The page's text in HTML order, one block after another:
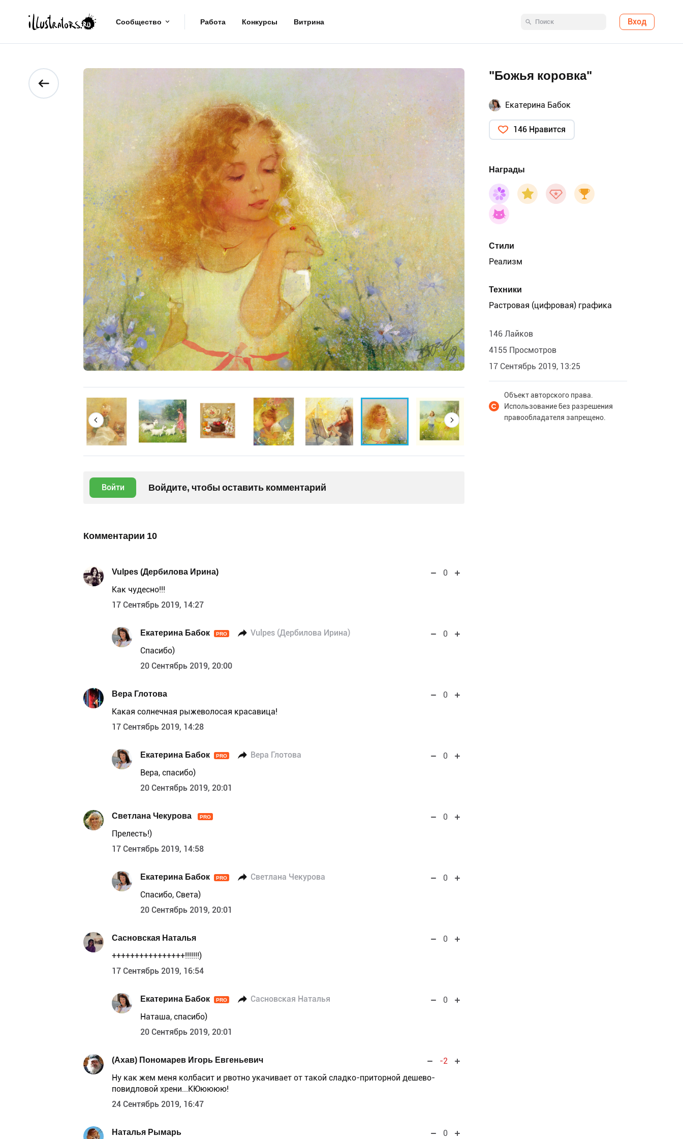
Сообщество Работа Конкурсы Витрина Вход
Войти Войдите, чтобы оставить комментарий
Комментарии 10
Vulpes (Дербилова Ирина)
0
Как чудесно!!!
17 Сентябрь 2019, 14:27
Екатерина Бабок PRO Vulpes (Дербилова Ирина)
0
Спасибо)
20 Сентябрь 2019, 20:00
Вера Глотова
0
Какая солнечная рыжеволосая красавица!
17 Сентябрь 2019, 14:28
Екатерина Бабок PRO Вера Глотова
0
Вера, спасибо)
20 Сентябрь 2019, 20:01
Светлана Чекурова PRO
0
Прелесть!)
17 Сентябрь 2019, 14:58
Екатерина Бабок PRO Светлана Чекурова
0
Спасибо, Света)
20 Сентябрь 2019, 20:01
Сасновская Наталья
0
++++++++++++++++!!!!!!!)
17 Сентябрь 2019, 16:54
Екатерина Бабок PRO Сасновская Наталья
0
Наташа, спасибо)
20 Сентябрь 2019, 20:01
(Ахав) Пономарев Игорь Евгеньевич
-2
Ну как жем меня колбасит и рвотно укачивает от такой сладко-приторной дешево-
повидловой хрени...КЮюююю!
24 Сентябрь 2019, 16:47
Наталья Рымарь 0
"Божья коровка"
Екатерина Бабок
146 Нравится
Награды
Стили
Реализм
Техники
Растровая (цифровая) графика
146 Лайков
4155 Просмотров
17 Сентябрь 2019, 13:25
Объект авторского права.
Использование без разрешения
правообладателя запрещено.